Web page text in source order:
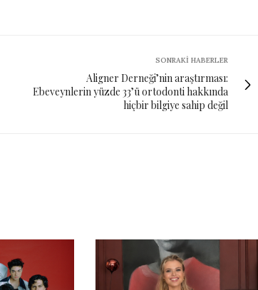
SONRAKI HABERLER
Aligner Derneği’nin araştırması:
Ebeveynlerin yüzde 33’ü ortodonti hakkında
hiçbir bilgiye sahip değil